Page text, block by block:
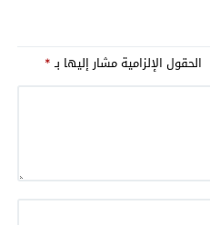
الحقول الإلزامية مشار إليها بـ*